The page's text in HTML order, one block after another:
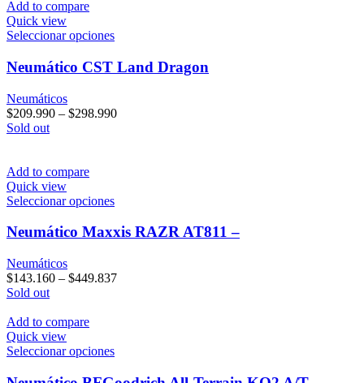
Add to compare
Quick view
Seleccionar opcionesEste
tiene
múltiples
Las
opciones
página
de
producto
Neumático CST Land Dragon
Neumáticos
$209.990 – $298.990
Sold out
Add to compare
Quick view
Seleccionar opcionesEste
tiene
Las
en
la
página
Neumático Maxxis RAZR AT811 –
Neumáticos
$143.160 – $449.837
Sold out
Add to compare
Quick view
Seleccionar opcionesEste
tiene